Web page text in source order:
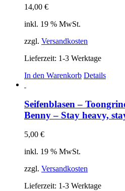
14,00 €
inkl. 19 % MwSt.
zzgl. Versandkosten
Lieferzeit: 1-3 Werktage
In den Warenkorb Details
Seifenblasen –
Benny – Stay heavy,
5,00 €
inkl. 19 % MwSt.
zzgl. Versandkosten
Lieferzeit: 1-3 Werktage